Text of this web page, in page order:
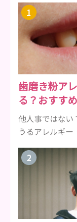
歯磨き粉ア
る？おすす
をご紹介
他人事ではない
うるアレルギ
ーの症状を解
含まれるアレ
ある成分 まず
に含まれてい
を引き起こす